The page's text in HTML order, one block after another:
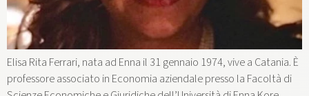
Elisa Rita Ferrari, nata ad Enna il 31 gennaio 1974, vive a Catania. È
professore associato in Economia aziendale presso la Facoltà di